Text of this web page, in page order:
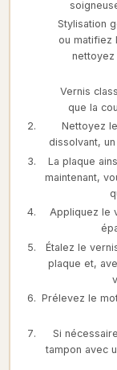
Stylisation
ou matifiez
nettoyez
Vernis
que la
Nettoyez
dissolvant,
La plaque
maintenant,
Appliquez le
Étalez le
plaque et,
Prélevez le
Si
tampon avec